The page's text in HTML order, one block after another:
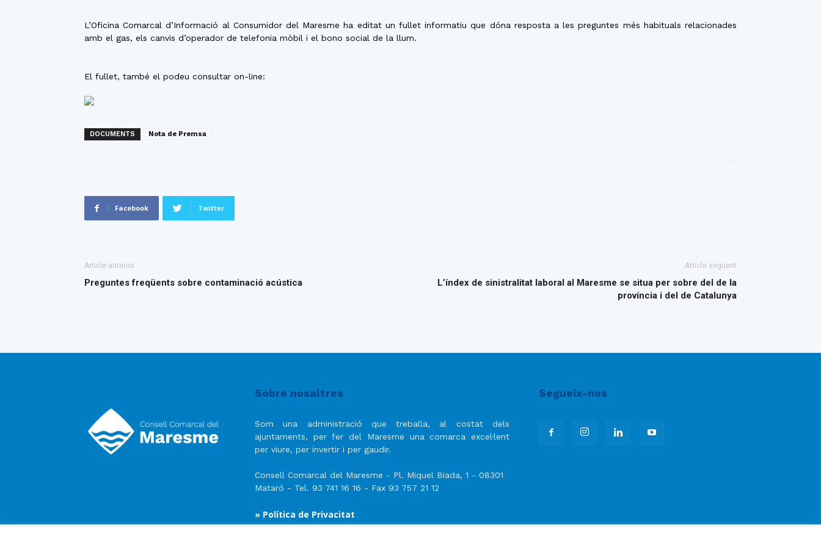
L’Oficina Comarcal d’Informació al Consumidor del Maresme ha editat un fullet informatiu que dóna resposta a les preguntes més habituals relacionades
amb el gas, els canvis d’operador de telefonia mòbil i el bono social de la llum.
El fullet, també el podeu consultar on-line:
DOCUMENTS Nota de Premsa
Facebook Twitter
Article anterior
Preguntes freqüents sobre contaminació acústica
Article següent
L’índex de sinistralitat laboral al Maresme se situa per sobre del de la
província i del de Catalunya
Sobre nosaltres
Som una administració que treballa, al costat dels
ajuntaments, per fer del Maresme una comarca excel·lent
per viure, per invertir i per gaudir.
Consell Comarcal del Maresme - Pl. Miquel Biada, 1 - 08301
Mataró - Tel. 93 741 16 16 - Fax 93 757 21 12
» Política de Privacitat
Segueix-nos